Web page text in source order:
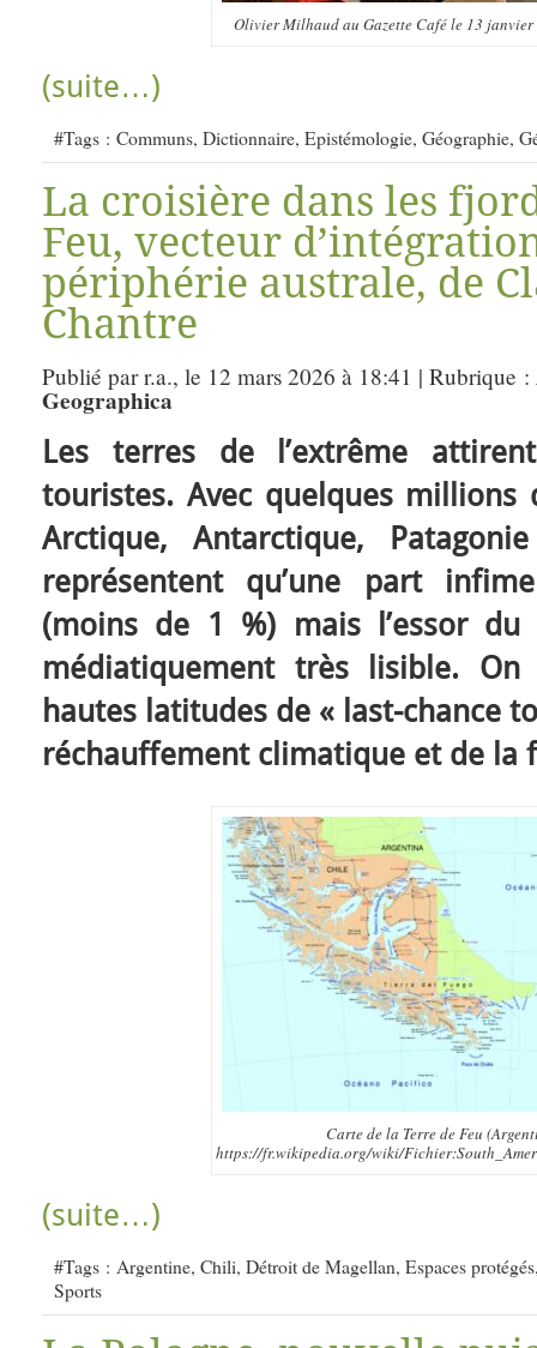
Olivier Milhaud au Gazette Café le 13
(suite…)
#Tags : Communs, Dictionnaire, Epistémologie, Géographie,
La croisière dans les
Feu, vecteur
périphérie australe, de
Chantre
Publié par r.a., le 12 mars 2026 à 18:41 | Rubrique :
Geographica
Les terres de l’extrême
touristes. Avec quelques
Arctique, Antarctique,
représentent qu’une part
(moins de 1 %) mais l’essor
médiatiquement très lisible.
hautes latitudes de « last-chance
réchauffement climatique et de la
Carte de la Terre de Feu
https://fr.wikipedia.org/wiki/
(suite…)
#Tags : Argentine, Chili, Détroit de Magellan, Espaces protégés
Sports